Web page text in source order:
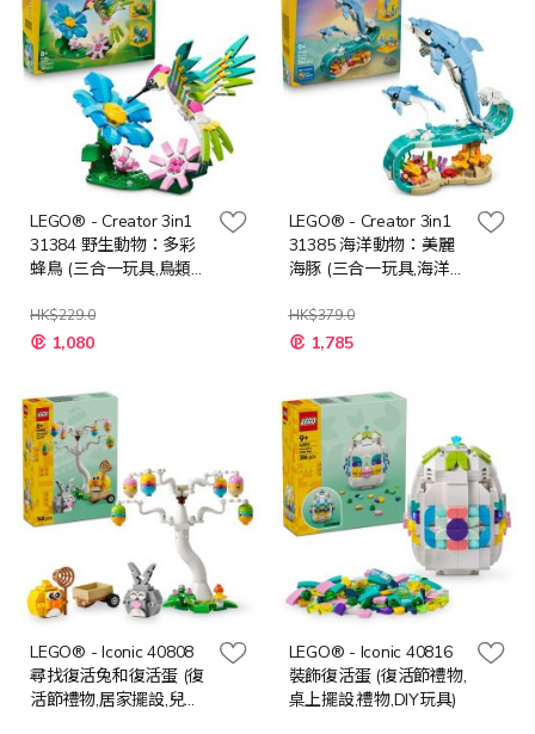
LEGO® - Creator 3in1
31384 野生動物：多彩
蜂鳥 (三合一玩具,鳥類動
HK$229.0
特
殊 1,080
LEGO® - Creator 3in1
31385 海洋動物：美麗
海豚 (三合一玩具,海洋動
HK$379.0
特
殊 1,785
LEGO® - Iconic 40808
尋找復活兔和復活蛋 (復
活節禮物,居家擺設,兒童
LEGO® - Iconic 40816
裝飾復活蛋 (復活節禮物,
桌上擺設,禮物,DIY玩具)